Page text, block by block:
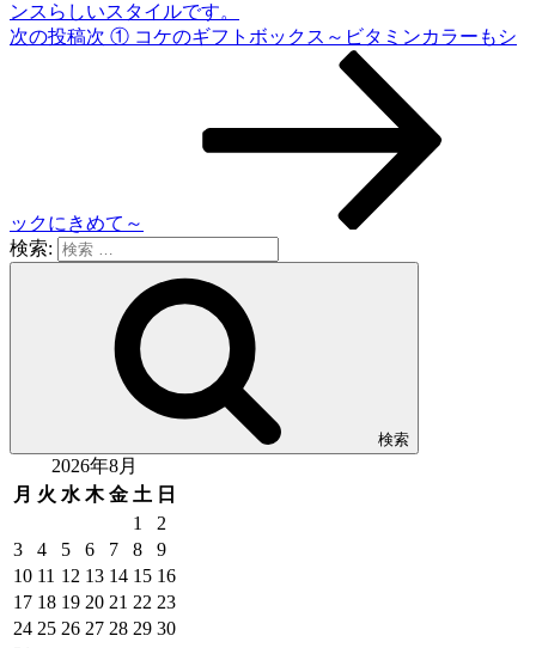
ンスらしいスタイルです。
次の投稿次 ① コケのギフトボックス～ビタミンカラーもシ
ックにきめて～
検索:
検索
2026年8月
月 火 水 木 金 土 日
1
2
3
4 5 6 7 8
9
10 11 12 13 14 15 16
17 18 19 20 21 22 23
24 25 26 27 28 29 30